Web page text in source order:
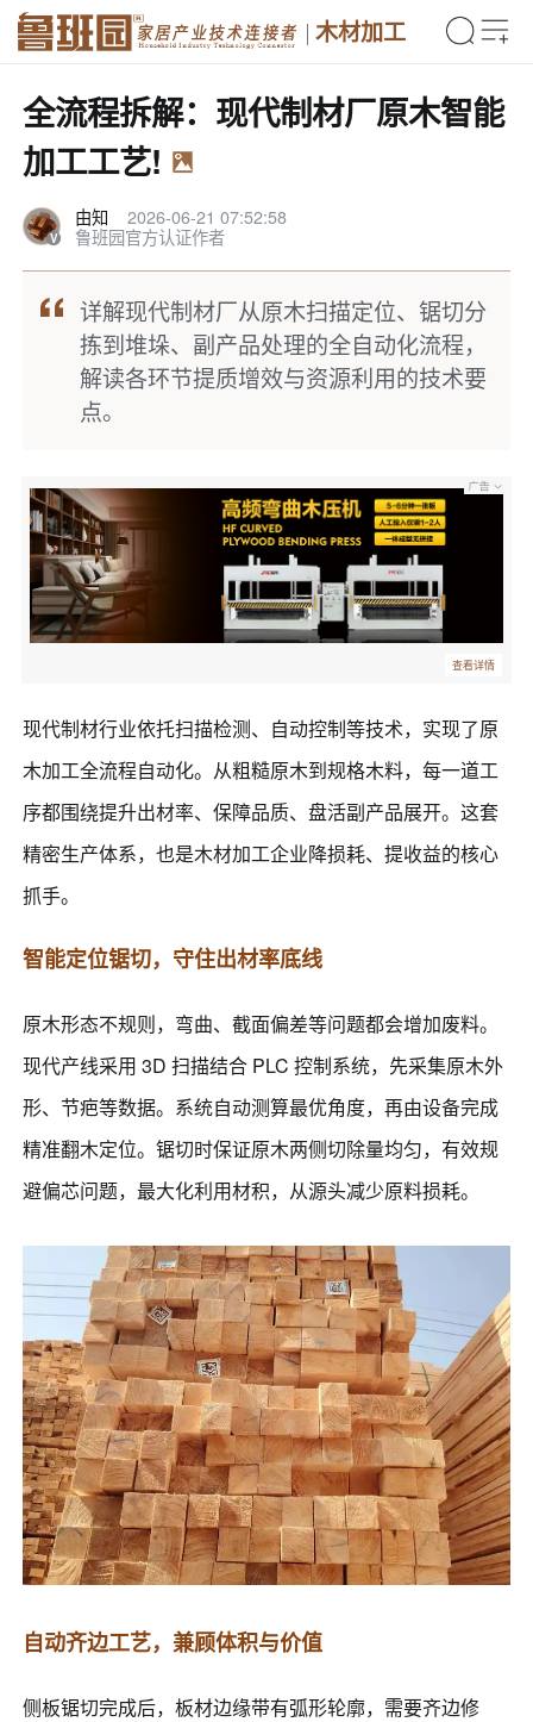
木材加工
全流程拆解：现代制材厂原木智能
加工工艺!
由知
2026-06-21 07:52:58
鲁班园官方认证作者
详解现代制材厂从原木扫描定位、锯切分
拣到堆垛、副产品处理的全自动化流程，
解读各环节提质增效与资源利用的技术要
点。
查看详情
现代制材行业依托扫描检测、自动控制等技术，实现了原
木加工全流程自动化。从粗糙原木到规格木料，每一道工
序都围绕提升出材率、保障品质、盘活副产品展开。这套
精密生产体系，也是木材加工企业降损耗、提收益的核心
抓手。
智能定位锯切，守住出材率底线
原木形态不规则，弯曲、截面偏差等问题都会增加废料。
现代产线采用 3D 扫描结合 PLC 控制系统，先采集原木外
形、节疤等数据。系统自动测算最优角度，再由设备完成
精准翻木定位。锯切时保证原木两侧切除量均匀，有效规
避偏芯问题，最大化利用材积，从源头减少原料损耗。
自动齐边工艺，兼顾体积与价值
侧板锯切完成后，板材边缘带有弧形轮廓，需要齐边修